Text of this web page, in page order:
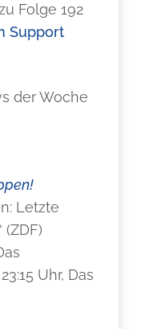
Folge 192
Support
der Woche
Letzte
(ZDF)
Uhr, Das